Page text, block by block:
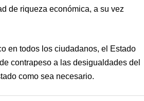
de riqueza económica, a su vez
en todos los ciudadanos, el Estado
contrapeso a las desigualdades del
como sea necesario.